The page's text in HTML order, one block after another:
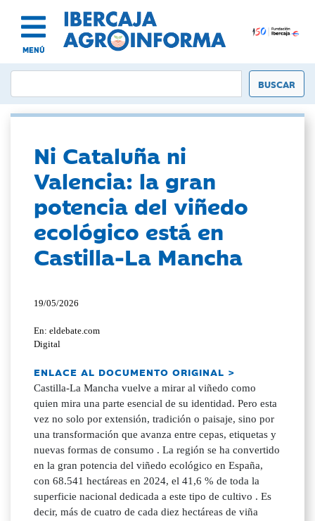
MENÚ
Ni Cataluña ni
Valencia: la gran
potencia del viñedo
ecológico está en
Castilla-La Mancha
19/05/2026
En: eldebate.com
Digital
ENLACE AL DOCUMENTO ORIGINAL >
Castilla-La Mancha vuelve a mirar al viñedo como
quien mira una parte esencial de su identidad. Pero esta
vez no solo por extensión, tradición o paisaje, sino por
una transformación que avanza entre cepas, etiquetas y
nuevas formas de consumo . La región se ha convertido
en la gran potencia del viñedo ecológico en España,
con 68.541 hectáreas en 2024, el 41,6 % de toda la
superficie nacional dedicada a este tipo de cultivo . Es
decir, más de cuatro de cada diez hectáreas de viña